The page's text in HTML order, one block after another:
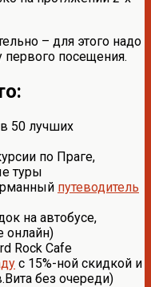
– для этого надо
первого посещения.
50 лучших
по Праге,
туры
путеводитель
на автобусе,
онлайн)
Rock Cafe
с 15%-ной скидкой и
без очереди)